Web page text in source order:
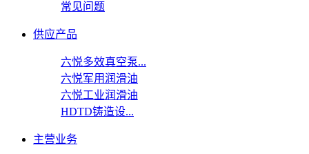
常见问题
供应产品
六悦多效真空泵...
六悦军用润滑油
六悦工业润滑油
HDTD铸造设...
主营业务